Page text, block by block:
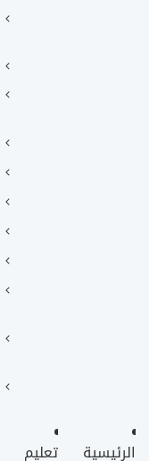
الرئيسية
تعليم